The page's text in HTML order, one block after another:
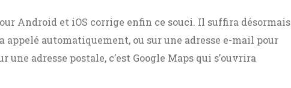
Android et iOS corrige enfin ce souci. Il suffira désormais
appelé automatiquement, ou sur une adresse e-mail pour
une adresse postale, c’est Google Maps qui s’ouvrira